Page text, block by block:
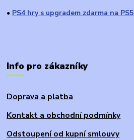
● PS4 hry s upgradem zdarma na PS5
Info pro zákazníky
Doprava a platba
Kontakt a obchodní podmínky
Odstoupení od kupní smlouvy